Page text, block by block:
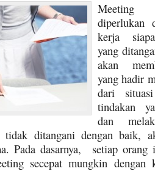
diperlukan
kerja
yang
akan
yang hadir
dari
tindakan
dan
ditangani dengan baik,
Pada dasarnya, setiap
secepat mungkin dengan